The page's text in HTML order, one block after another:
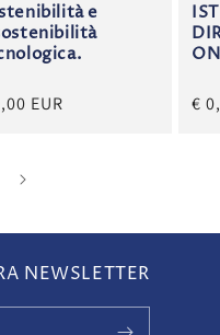
e
EUR €
NEWSLETTER